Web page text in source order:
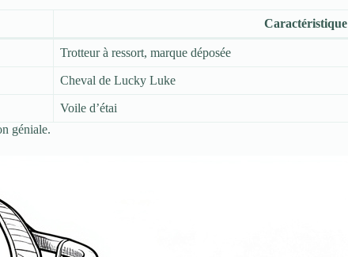
Caractéristique
Trotteur à ressort, marque déposée
Cheval de Lucky Luke
Voile d’étai
géniale.